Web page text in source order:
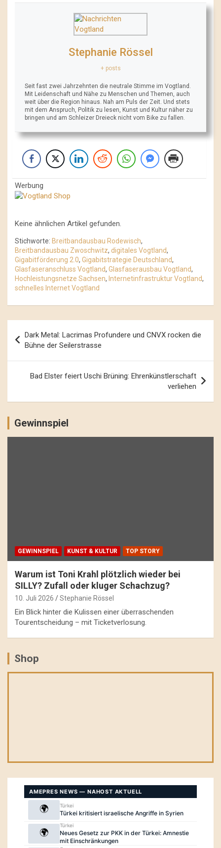
Stephanie Rössel
+ posts
Seit fast zwei Jahrzehnten die neutrale Stimme im Vogtland.
Mit Leidenschaft und Nähe zu Menschen und Themen, auch
weit über die Region hinaus. Nah am Puls der Zeit. Und stets
mit dem Anspruch, Politik zu lesen, Kunst und Kultur näher zu
bringen und am Schleizer Dreieck nicht vom Bike zu fallen.
Werbung
Keine ähnlichen Artikel gefunden.
Stichworte: Breitbandausbau Rodewisch,
Breitbandausbau Zwoschwitz, digitales Vogtland,
Gigabitförderung 2.0, Gigabitstrategie Deutschland,
Glasfaseranschluss Vogtland, Glasfaserausbau Vogtland,
Hochleistungsnetze Sachsen, Internetinfrastruktur Vogtland,
schnelles Internet Vogtland
Navigation
Dark Metal: Lacrimas Profundere und CNVX rocken die
Bühne der Seilerstrasse
Bad Elster feiert Uschi Brüning: Ehrenkünstlerschaft
verliehen
Gewinnspiel
GEWINNSPIEL KUNST & KULTUR TOP STORY
Warum ist Toni Krahl plötzlich wieder bei
SILLY? Zufall oder kluger Schachzug?
10. Juli 2026 Stephanie Rössel
Ein Blick hinter die Kulissen einer überraschenden
Tourentscheidung – mit Ticketverlosung.
Shop